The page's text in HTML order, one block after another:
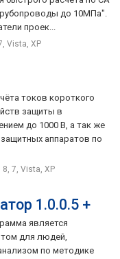
до 10МПа".
проек...
Vista, XP
токов короткого
защиты в
до 1000 В, а так же
аппаратов по
7, Vista, XP
1.0.0.5 +
является
для людей,
по методике